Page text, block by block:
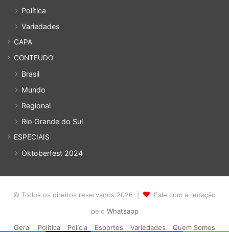
Política
Variedades
CAPA
CONTEUDO
Brasil
Mundo
Regional
Rio Grande do Sul
ESPECIAIS
Oktoberfest 2024
© Todos os direitos reservados 2026 |
Fale com a redação
pelo Whatsapp
Geral
Política Polícia Esportes Variedades Quem Somos